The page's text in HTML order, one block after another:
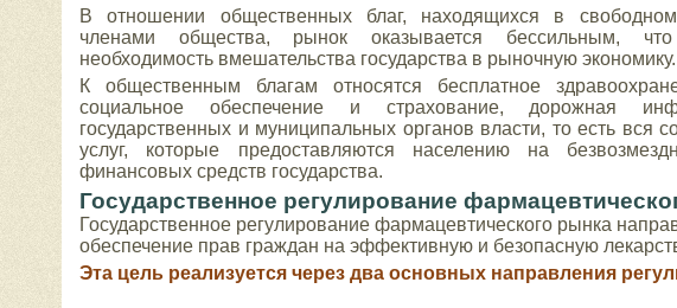
В отношении общественных благ, находящихся в
членами общества, рынок оказывается бессильным,
необходимость вмешательства государства в рыночную экономику.
К общественным благам относятся бесплатное
социальное обеспечение и страхование, дорожная
государственных и муниципальных органов власти, то есть вся
услуг, которые предоставляются населению на
финансовых средств государства.
Государственное регулирование
Государственное регулирование фармацевтического рынка
обеспечение прав граждан на эффективную и безопасную
Эта цель реализуется через два основных направления